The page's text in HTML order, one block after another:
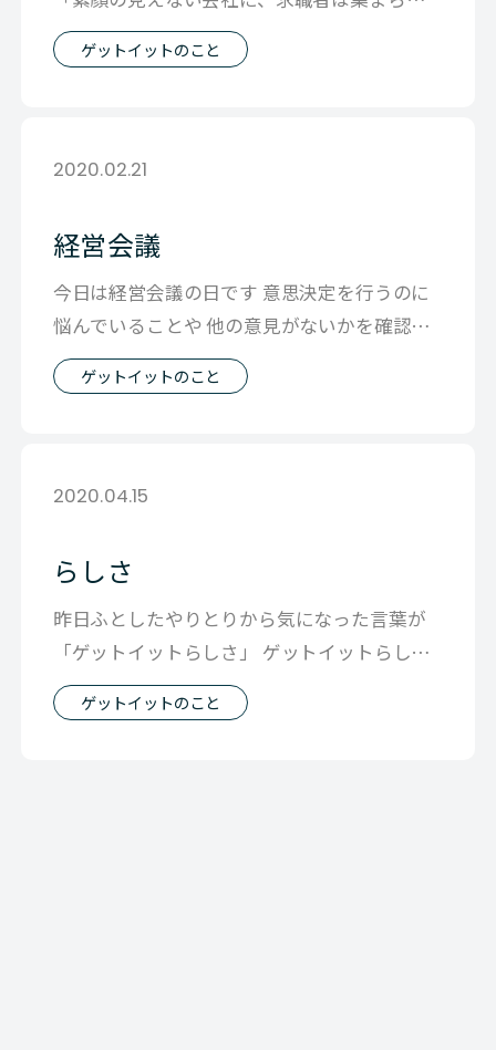
い。」という メッセージでした。
ゲットイットのこと
2020.02.21
経営会議
今日は経営会議の日です 意思決定を行うのに
悩んでいることや 他の意見がないかを確認す
ると 自分が見えている範囲外の影響も
ゲットイットのこと
2020.04.15
らしさ
昨日ふとしたやりとりから気になった言葉が
「ゲットイットらしさ」 ゲットイットらしさ
ってなんなんだろう 午前中はそんなこ
ゲットイットのこと